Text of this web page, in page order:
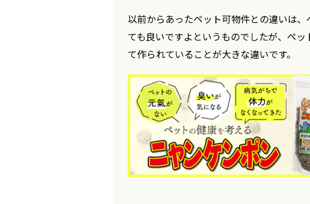
以前からあったペット可物件との違いは
ても良いですよというものでしたが、ペ
て作られていることが大きな違いです。